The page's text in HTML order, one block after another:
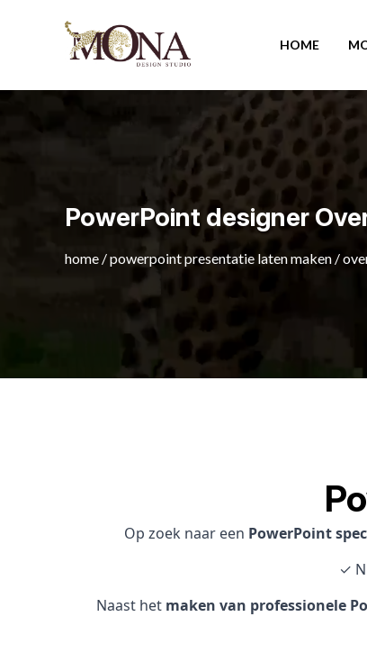
HOME
PowerPoint designer
home /powerpoint presentatie laten maken/
Op zoek naar een PowerPoint
✓
Naast het maken van professionele